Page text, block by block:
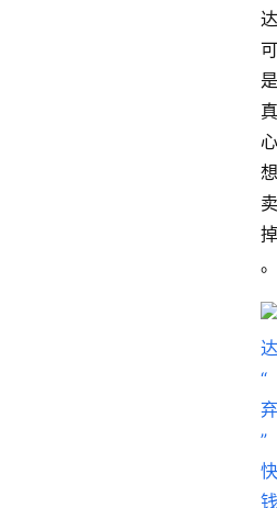
达
可
是
真
心
想
卖
掉
。